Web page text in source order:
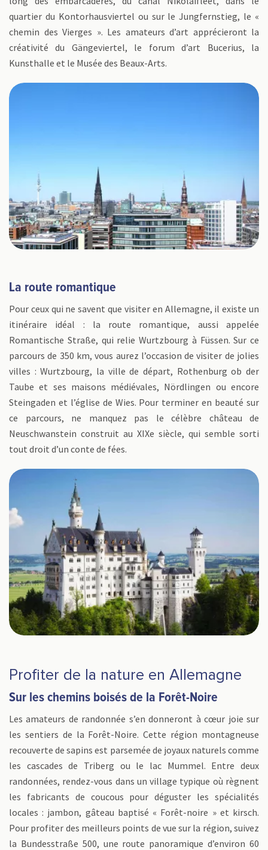
quartier du Kontorhausviertel ou sur le Jungfernstieg, le «
chemin des Vierges ». Les amateurs d’art apprécieront la
créativité du Gängeviertel, le forum d’art Bucerius, la
Kunsthalle et le Musée des Beaux-Arts.
La route romantique
Pour ceux qui ne savent que visiter en Allemagne, il existe un
itinéraire idéal : la route romantique, aussi appelée
Romantische Straße, qui relie Wurtzbourg à Füssen. Sur ce
parcours de 350 km, vous aurez l’occasion de visiter de jolies
villes : Wurtzbourg, la ville de départ, Rothenburg ob der
Taube et ses maisons médiévales, Nördlingen ou encore
Steingaden et l’église de Wies. Pour terminer en beauté sur
ce parcours, ne manquez pas le célèbre château de
Neuschwanstein construit au XIXe siècle, qui semble sorti
tout droit d’un conte de fées.
Profiter de la nature en Allemagne
Sur les chemins boisés de la Forêt-Noire
Les amateurs de randonnée s’en donneront à cœur joie sur
les sentiers de la Forêt-Noire. Cette région montagneuse
recouverte de sapins est parsemée de joyaux naturels comme
les cascades de Triberg ou le lac Mummel. Entre deux
randonnées, rendez-vous dans un village typique où règnent
les fabricants de coucous pour déguster les spécialités
locales : jambon, gâteau baptisé « Forêt-noire » et kirsch.
Pour profiter des meilleurs points de vue sur la région, suivez
la Bundesstraße 500, une route panoramique d’environ 60